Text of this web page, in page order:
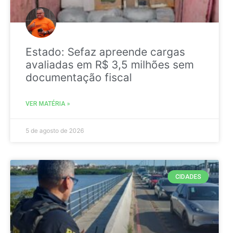
Estado: Sefaz apreende cargas
avaliadas em R$ 3,5 milhões sem
documentação fiscal
VER MATÉRIA »
5 de agosto de 2026
CIDADES